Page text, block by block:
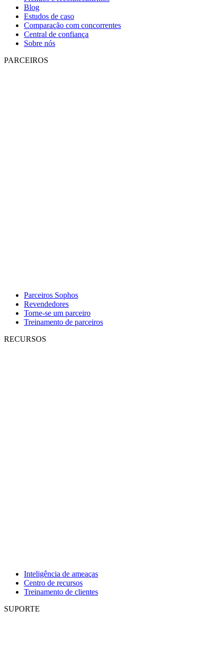
Blog
Estudos de caso
Comparação com concorrentes
Central de confiança
Sobre nós
PARCEIROS
Parceiros Sophos
Revendedores
Torne-se um parceiro
Treinamento de parceiros
RECURSOS
Inteligência de ameaças
Centro de recursos
Treinamento de clientes
SUPORTE